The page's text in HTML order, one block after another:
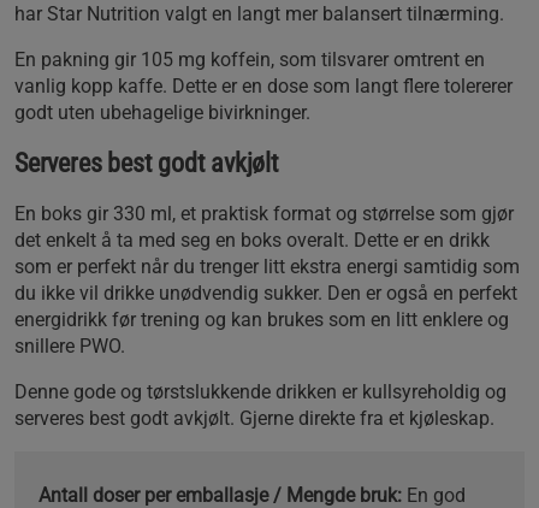
har Star Nutrition valgt en langt mer balansert tilnærming.
En pakning gir 105 mg koffein, som tilsvarer omtrent en
vanlig kopp kaffe. Dette er en dose som langt flere tolererer
godt uten ubehagelige bivirkninger.
Serveres best godt avkjølt
En boks gir 330 ml, et praktisk format og størrelse som gjør
det enkelt å ta med seg en boks overalt. Dette er en drikk
som er perfekt når du trenger litt ekstra energi samtidig som
du ikke vil drikke unødvendig sukker. Den er også en perfekt
energidrikk før trening og kan brukes som en litt enklere og
snillere PWO.
Denne gode og tørstslukkende drikken er kullsyreholdig og
serveres best godt avkjølt. Gjerne direkte fra et kjøleskap.
Antall doser per emballasje / Mengde bruk: En god